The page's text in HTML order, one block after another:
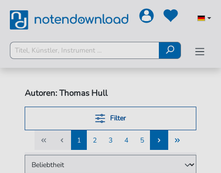
Autoren: Thomas Hull
Filter
1
1
2
2
3
3
4
4
5
5